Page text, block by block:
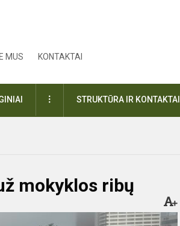
MUS KONTAKTAI
DAUGIAUSTRUKTŪRA IR KONTAKTAI
mokyklos ribų